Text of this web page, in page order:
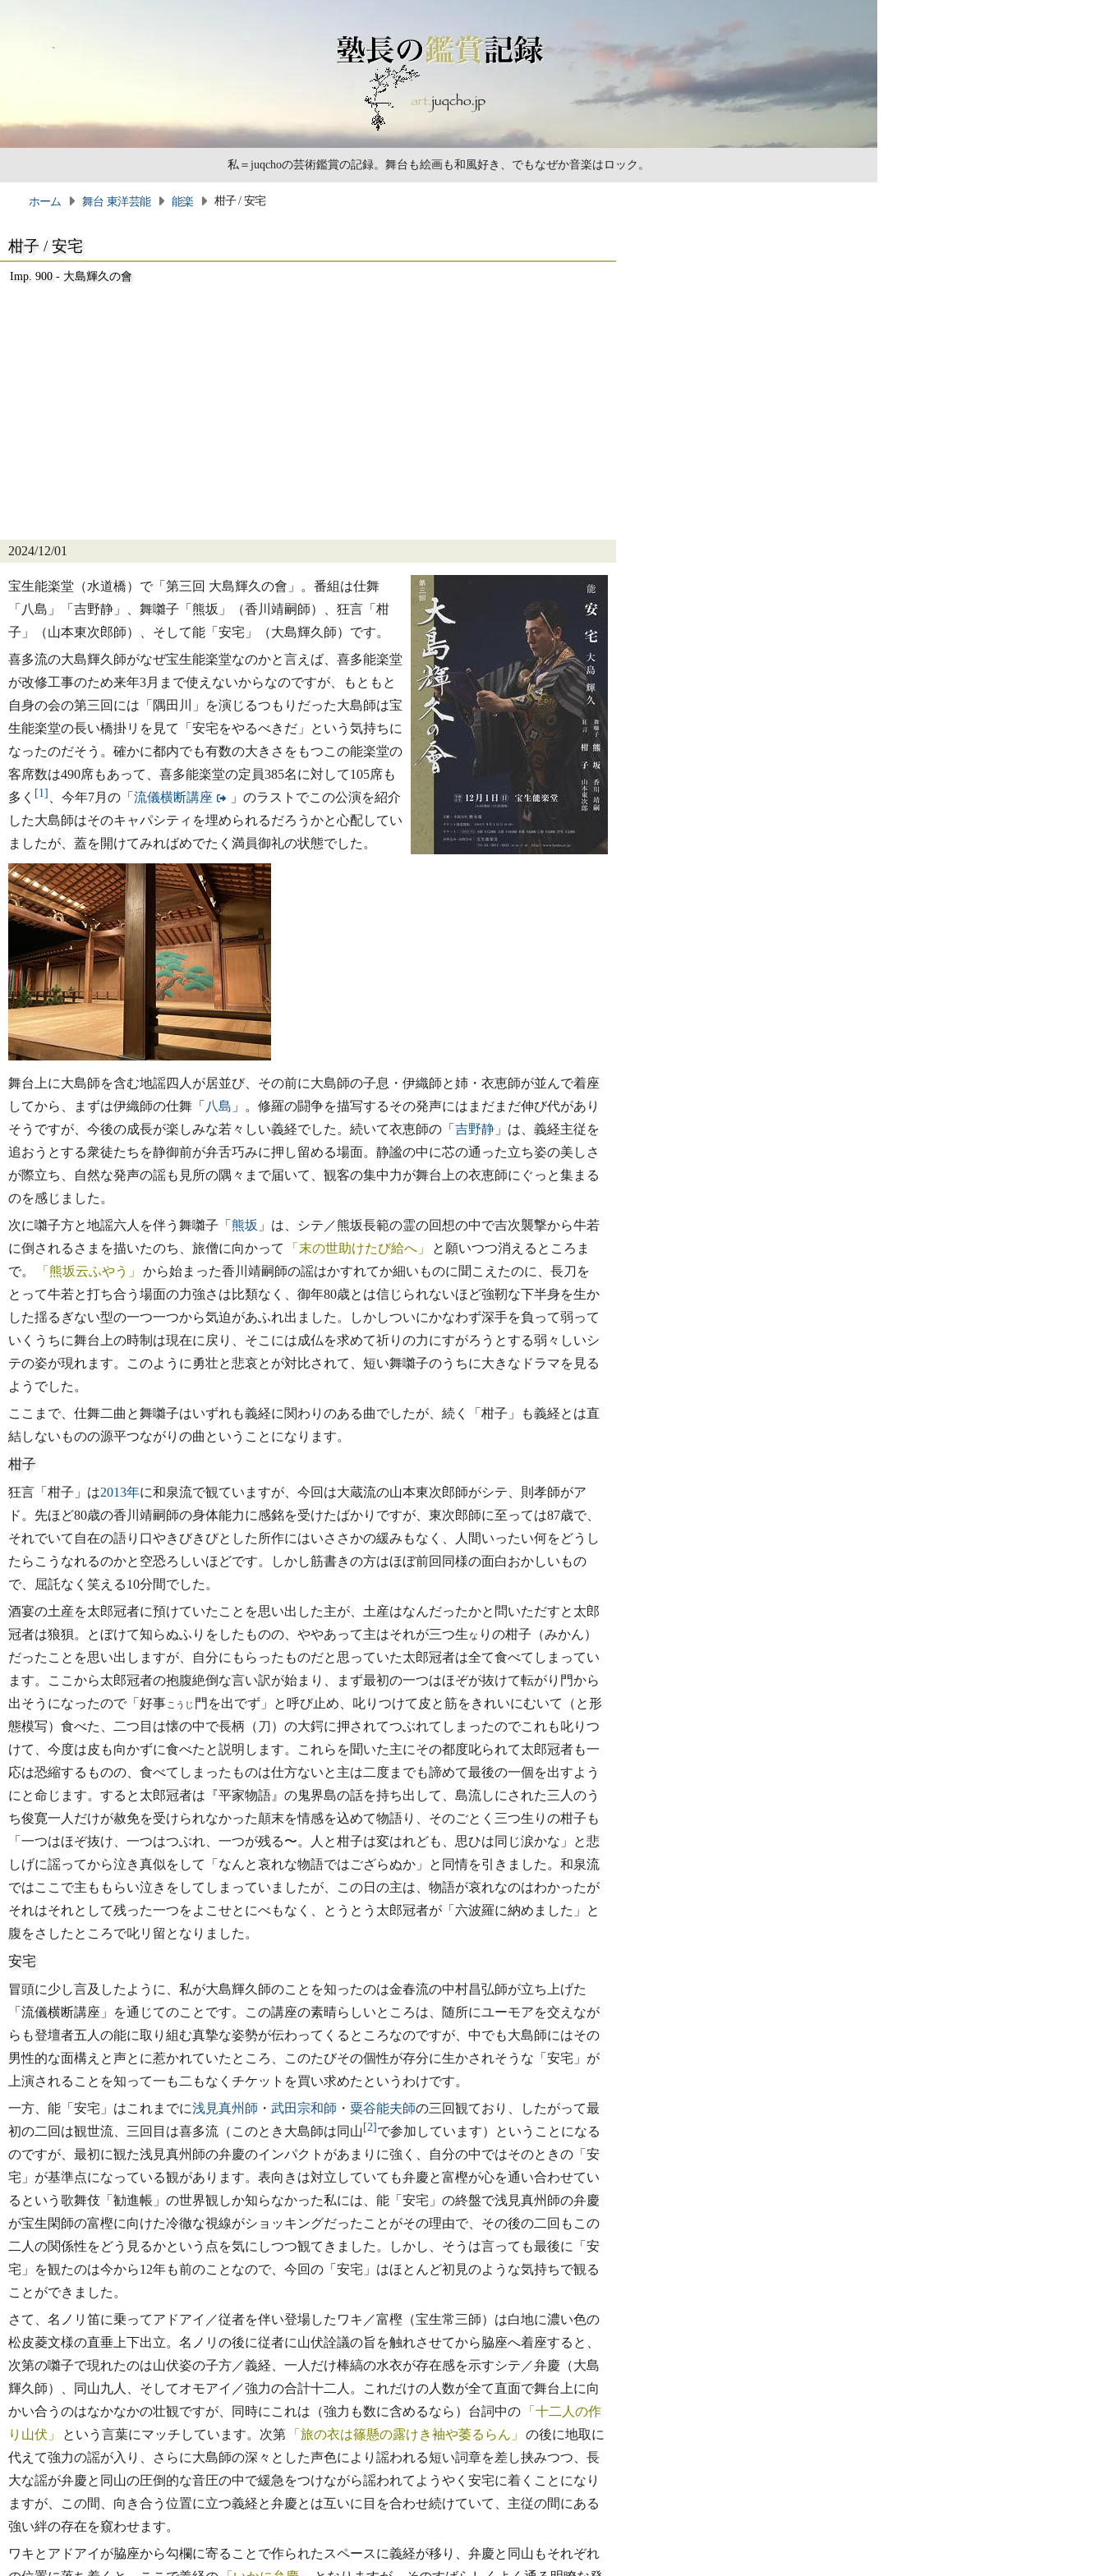
私＝juqchoの芸術鑑賞の記録。舞台も絵画も和風好き、でもなぜか音楽はロック。
ホーム 舞台 東洋芸能 能楽 柑子 / 安宅
柑子 / 安宅
Imp. 900 - 大島輝久の會
2024/12/01
宝生能楽堂（水道橋）で「第三回 大島輝久の會」。番組は仕舞
「八島」「吉野静」、舞囃子「熊坂」（香川靖嗣師）、狂言「柑
子」（山本東次郎師）、そして能「安宅」（大島輝久師）です。
喜多流の大島輝久師がなぜ宝生能楽堂なのかと言えば、喜多能楽堂
が改修工事のため来年3月まで使えないからなのですが、もともと
自身の会の第三回には「隅田川」を演じるつもりだった大島師は宝
生能楽堂の長い橋掛リを見て「安宅をやるべきだ」という気持ちに
なったのだそう。確かに都内でも有数の大きさをもつこの能楽堂の
客席数は490席もあって、喜多能楽堂の定員385名に対して105席も
多く [1] 、今年7月の「 流儀横断講座
」のラストでこの公演を紹介
した大島師はそのキャパシティを埋められるだろうかと心配してい
ましたが、蓋を開けてみればめでたく満員御礼の状態でした。
舞台上に大島師を含む地謡四人が居並び、その前に大島師の子息・伊織師と姉・衣恵師が並んで着座
してから、まずは伊織師の仕舞「 八島 」。修羅の闘争を描写するその発声にはまだまだ伸び代があり
そうですが、今後の成長が楽しみな若々しい義経でした。続いて衣恵師の「 吉野静 」は、義経主従を
追おうとする衆徒たちを静御前が弁舌巧みに押し留める場面。静謐の中に芯の通った立ち姿の美しさ
が際立ち、自然な発声の謡も見所の隅々まで届いて、観客の集中力が舞台上の衣恵師にぐっと集まる
のを感じました。
次に囃子方と地謡六人を伴う舞囃子「 熊坂 」は、シテ／熊坂長範の霊の回想の中で吉次襲撃から牛若
に倒されるさまを描いたのち、旅僧に向かって
末の世助けたび給へ
と願いつつ消えるところま
で。
熊坂云ふやう
から始まった香川靖嗣師の謡はかすれてか細いものに聞こえたのに、長刀を
とって牛若と打ち合う場面の力強さは比類なく、御年80歳とは信じられないほど強靭な下半身を生か
した揺るぎない型の一つ一つから気迫があふれ出ました。しかしついにかなわず深手を負って弱って
いくうちに舞台上の時制は現在に戻り、そこには成仏を求めて祈りの力にすがろうとする弱々しいシ
テの姿が現れます。このように勇壮と悲哀とが対比されて、短い舞囃子のうちに大きなドラマを見る
ようでした。
ここまで、仕舞二曲と舞囃子はいずれも義経に関わりのある曲でしたが、続く「柑子」も義経とは直
結しないものの源平つながりの曲ということになります。
柑子
狂言「柑子」は2013年に和泉流で観ていますが、今回は大蔵流の山本東次郎師がシテ、則孝師がア
ド。先ほど80歳の香川靖嗣師の身体能力に感銘を受けたばかりですが、東次郎師に至っては87歳で、
それでいて自在の語り口やきびきびとした所作にはいささかの緩みもなく、人間いったい何をどうし
たらこうなれるのかと空恐ろしいほどです。しかし筋書きの方はほぼ前回同様の面白おかしいもの
で、屈託なく笑える10分間でした。
酒宴の土産を太郎冠者に預けていたことを思い出した主が、土産はなんだったかと問いただすと太郎
冠者は狼狽。とぼけて知らぬふりをしたものの、ややあって主はそれが三つ生な りの柑子（みかん）
だったことを思い出しますが、自分にもらったものだと思っていた太郎冠者は全て食べてしまってい
ます。ここから太郎冠者の抱腹絶倒な言い訳が始まり、まず最初の一つはほぞが抜けて転がり門から
出そうになったので「好事 こうじ 門を出でず」と呼び止め、叱りつけて皮と筋をきれいにむいて（と形
態模写）食べた、二つ目は懐の中で長柄（刀）の大鍔に押されてつぶれてしまったのでこれも叱りつ
けて、今度は皮も向かずに食べたと説明します。これらを聞いた主にその都度叱られて太郎冠者も一
応は恐縮するものの、食べてしまったものは仕方ないと主は二度までも諦めて最後の一個を出すよう
にと命じます。すると太郎冠者は『平家物語』の鬼界島の話を持ち出して、島流しにされた三人のう
ち俊寛一人だけが赦免を受けられなかった顛末を情感を込めて物語り、そのごとく三つ生りの柑子も
「一つはほぞ抜け、一つはつぶれ、一つが残る〜。人と柑子は変はれども、思ひは同じ涙かな」と悲
しげに謡ってから泣き真似をして「なんと哀れな物語ではござらぬか」と同情を引きました。和泉流
ではここで主ももらい泣きをしてしまっていましたが、この日の主は、物語が哀れなのはわかったが
それはそれとして残った一つをよこせとにべもなく、とうとう太郎冠者が「六波羅に納めました」と
腹をさしたところで叱リ留となりました。
安宅
冒頭に少し言及したように、私が大島輝久師のことを知ったのは金春流の中村昌弘師が立ち上げた
「流儀横断講座」を通じてのことです。この講座の素晴らしいところは、随所にユーモアを交えなが
らも登壇者五人の能に取り組む真摯な姿勢が伝わってくるところなのですが、中でも大島師にはその
男性的な面構えと声とに惹かれていたところ、このたびその個性が存分に生かされそうな「安宅」が
上演されることを知って一も二もなくチケットを買い求めたというわけです。
一方、能「安宅」はこれまでに浅見真州師 ・ 武田宗和師 ・ 粟谷能夫師の三回観ており、したがって最
初の二回は観世流、三回目は喜多流（このとき大島師は同山[2]で参加しています）ということになる
のですが、最初に観た浅見真州師の弁慶のインパクトがあまりに強く、自分の中ではそのときの「安
宅」が基準点になっている観があります。表向きは対立していても弁慶と富樫が心を通い合わせてい
るという歌舞伎「勧進帳」の世界観しか知らなかった私には、能「安宅」の終盤で浅見真州師の弁慶
が宝生閑師の富樫に向けた冷徹な視線がショッキングだったことがその理由で、その後の二回もこの
二人の関係性をどう見るかという点を気にしつつ観てきました。しかし、そうは言っても最後に「安
宅」を観たのは今から12年も前のことなので、今回の「安宅」はほとんど初見のような気持ちで観る
ことができました。
さて、名ノリ笛に乗ってアドアイ／従者を伴い登場したワキ／富樫（宝生常三師）は白地に濃い色の
松皮菱文様の直垂上下出立。名ノリの後に従者に山伏詮議の旨を触れさせてから脇座へ着座すると、
次第の囃子で現れたのは山伏姿の子方／義経、一人だけ棒縞の水衣が存在感を示すシテ／弁慶（大島
輝久師）、同山九人、そしてオモアイ／強力の合計十二人。これだけの人数が全て直面で舞台上に向
かい合うのはなかなかの壮観ですが、同時にこれは（強力も数に含めるなら）台詞中の
十二人の作
り山伏
という言葉にマッチしています。次第 旅の衣は篠懸の露けき袖や萎るらん
の後に地取に
代えて強力の謡が入り、さらに大島師の深々とした声色により謡われる短い詞章を差し挟みつつ、長
大な謡が弁慶と同山の圧倒的な音圧の中で緩急をつけながら謡われてようやく安宅に着くことになり
ますが、この間、向き合う位置に立つ義経と弁慶とは互いに目を合わせ続けていて、主従の間にある
強い絆の存在を窺わせます。
ワキとアドアイが脇座から勾欄に寄ることで作られたスペースに義経が移り、弁慶と同山もそれぞれ